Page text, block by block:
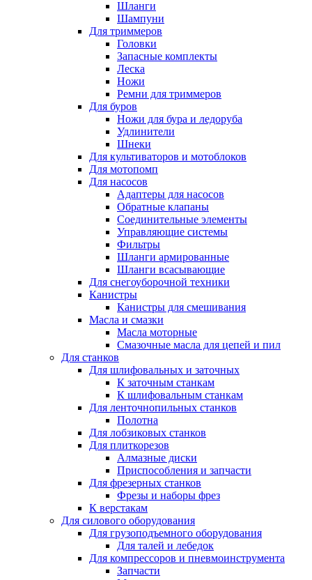
Шланги
Шампуни
Для триммеров
Головки
Запасные комплекты
Леска
Ножи
Ремни для триммеров
Для буров
Ножи для бура и ледоруба
Удлинители
Шнеки
Для культиваторов и мотоблоков
Для мотопомп
Для насосов
Адаптеры для насосов
Обратные клапаны
Соединительные элементы
Управляющие системы
Фильтры
Шланги армированные
Шланги всасывающие
Для снегоуборочной техники
Канистры
Канистры для смешивания
Масла и смазки
Масла моторные
Смазочные масла для цепей и пил
Для станков
Для шлифовальных и заточных
К заточным станкам
К шлифовальным станкам
Для ленточнопильных станков
Полотна
Для лобзиковых станков
Для плиткорезов
Алмазные диски
Приспособления и запчасти
Для фрезерных станков
Фрезы и наборы фрез
К верстакам
Для силового оборудования
Для грузоподъемного оборудования
Для талей и лебедок
Для компрессоров и пневмоинструмента
Запчасти